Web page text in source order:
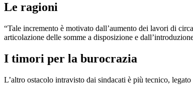
Le ragioni
“Tale incremento è motivato dall’aumento dei lavori di
articolazione delle somme a disposizione e
I timori per la burocrazia
L’altro ostacolo intravisto dai sindacati è più tecnico,